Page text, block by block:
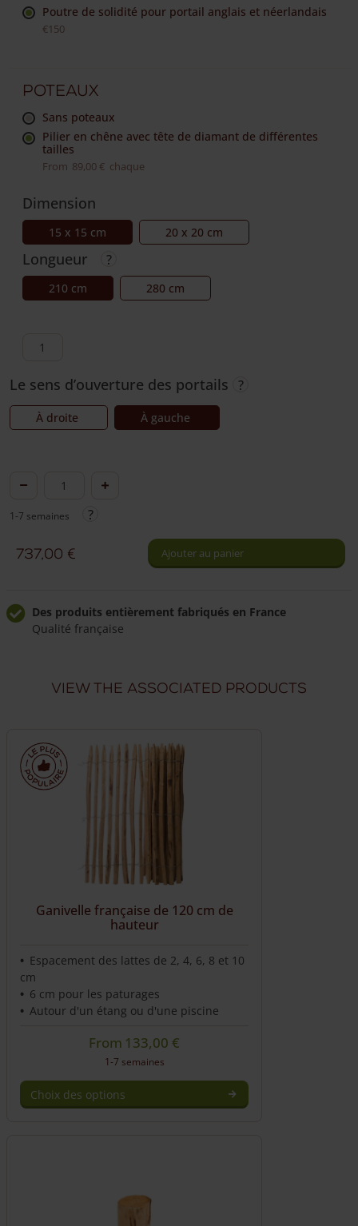
Poutre de solidité pour portail anglais et néerlandais
€150
Poteaux
sans poteaux
Pilier en chêne avec tête de diamant de différentes
tailles
From 89,00 € chaque
Dimension
15 x 15 cm 20 x 20 cm
Longueur
210 cm 280 cm
quantité
Pilier
en
chêne
diamant
différentes
Le sens d’ouverture des portails
À droite À gauche
quantité
Portail
anglais
1-7 semaines
737,00 € Ajouter au panier
Des produits entièrement fabriqués en France
Qualité française
View the associated products
Ganivelle française de 120 cm de
hauteur
Espacement des lattes de 2, 4, 6, 8 et 10
cm
6 cm pour les paturages
Autour d'un étang ou d'une piscine
From 133,00€
1-7 semaines
Choix des options